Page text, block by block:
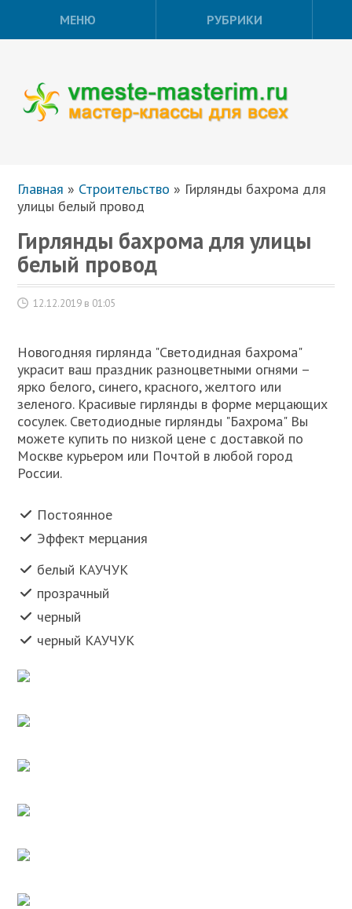
МЕНЮ РУБРИКИ
Главная » Строительство » Гирлянды бахрома для
улицы белый провод
Гирлянды бахрома для улицы
белый провод
12.12.2019 в 01:05
Новогодняя гирлянда "Светодидная бахрома"
украсит ваш праздник разноцветными огнями –
ярко белого, синего, красного, желтого или
зеленого. Красивые гирлянды в форме мерцающих
сосулек. Светодиодные гирлянды "Бахрома" Вы
можете купить по низкой цене с доставкой по
Москве курьером или Почтой в любой город
России.
Постоянное
Эффект мерцания
белый КАУЧУК
прозрачный
черный
черный КАУЧУК